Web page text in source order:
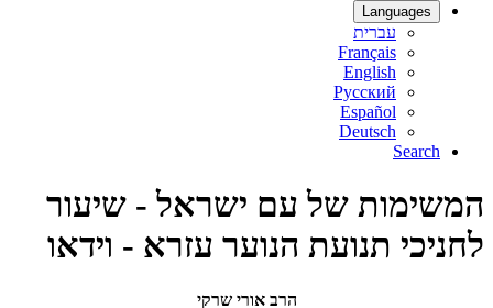
Languages
עברית
Français
English
Русский
Español
Deutsch
Search
המשימות של עם ישראל - שיעור
לחניכי תנועת הנוער עזרא - וידאו
הרב אורי שרקי